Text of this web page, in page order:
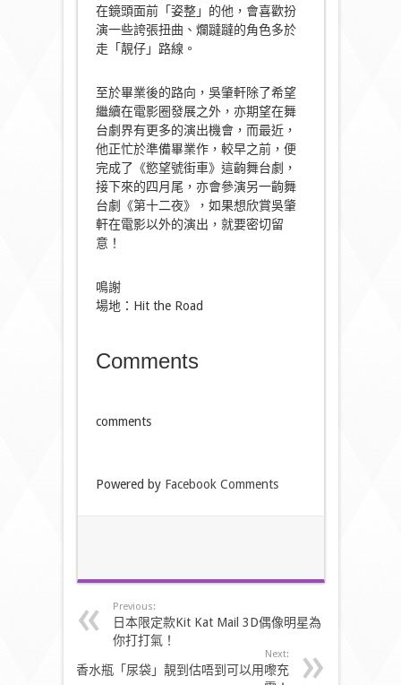
在鏡頭面前「姿整」的他，會喜歡扮
演一些誇張扭曲、爛躂躂的角色多於
走「靚仔」路線。
至於畢業後的路向，吳肇軒除了希望
繼續在電影圈發展之外，亦期望在舞
台劇界有更多的演出機會，而最近，
他正忙於準備畢業作，較早之前，便
完成了《慾望號街車》這齣舞台劇，
接下來的四月尾，亦會參演另一齣舞
台劇《第十二夜》，如果想欣賞吳肇
軒在電影以外的演出，就要密切留
意！
鳴謝
場地：Hit the Road
Comments
comments
Powered by Facebook Comments
Previous:
日本限定款Kit Kat Mail 3D偶像明星為
你打打氣！
Next:
香水瓶「尿袋」靚到估唔到可以用嚟充